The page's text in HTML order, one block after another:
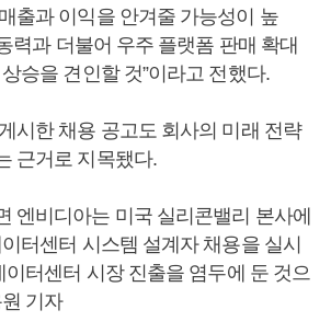
출과 이익을 안겨줄 가능성이 높
력과 더불어 우주 플랫폼 판매 확대
승을 견인할 것”이라고 전했다.
시한 채용 공고도 회사의 미래 전략
근거로 지목됐다.
엔비디아는 미국 실리콘밸리 본사에
터센터 시스템 설계자 채용을 실시
이터센터 시장 진출을 염두에 둔 것으
기자